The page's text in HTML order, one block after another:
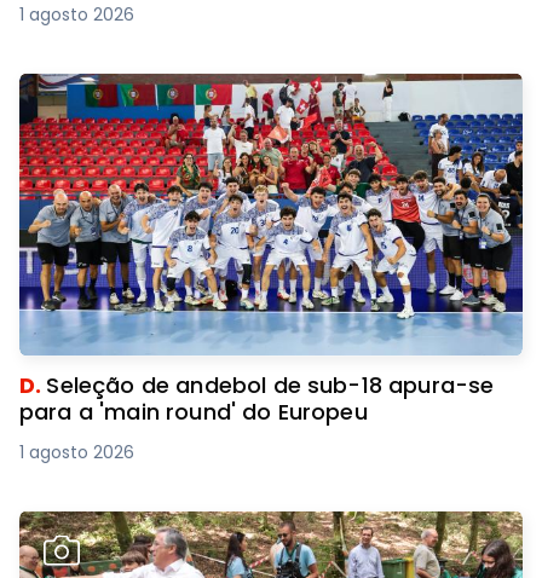
1 agosto 2026
D. Seleção de andebol de sub-18 apura-se
para a 'main round' do Europeu
1 agosto 2026